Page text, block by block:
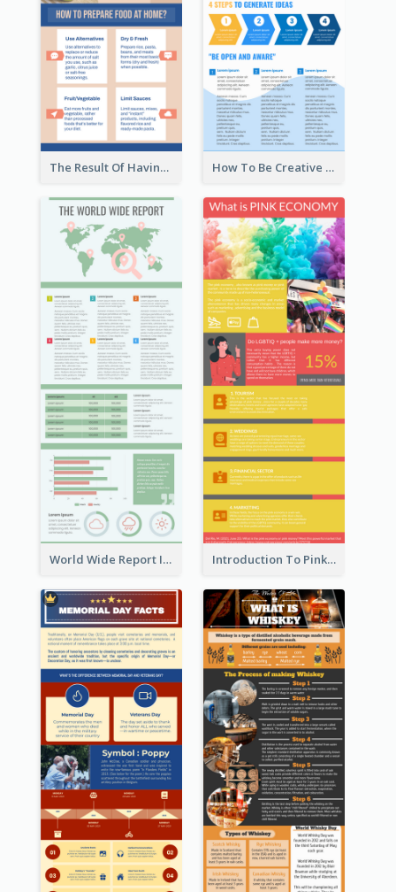
The Result Of Having Excessive Salt Infographic Design How To Be Creative Infographic
World Wide Report Infographic Introduction To Pink Economy Infographic